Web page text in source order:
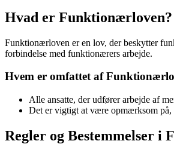
Hvad er Funktionærloven?
Funktionærloven er en lov, der beskytter
forbindelse med funktionærers arbejde.
Hvem er omfattet af
Alle ansatte, der udfører arbejde af
Det er vigtigt at være opmærksom på,
Regler og Bestemmelser i